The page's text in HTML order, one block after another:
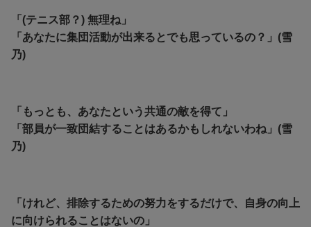
「(テニス部？) 無理ね」
「あなたに集団活動が出来るとでも思っているの？」(雪
乃)
「もっとも、あなたという共通の敵を得て」
「部員が一致団結することはあるかもしれないわね」(雪
乃)
「けれど、排除するための努力をするだけで、自身の向上
に向けられることはないの」